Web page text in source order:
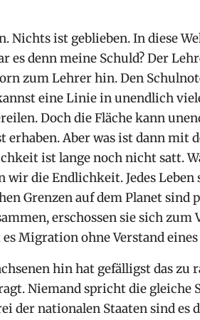
Nichts ist geblieben. In diese
denn meine Schuld? Der
zum Lehrer hin. Den
eine Linie in unendlich
Doch die Fläche kann
Aber was ist dann mit
ist lange noch nicht satt.
wir die Endlichkeit. Jedes
Grenzen auf dem Planet
erschossen sie sich zum
Migration ohne Verstand
hin hat gefälligst das zu
Niemand spricht die gleiche
der nationalen Staaten sind